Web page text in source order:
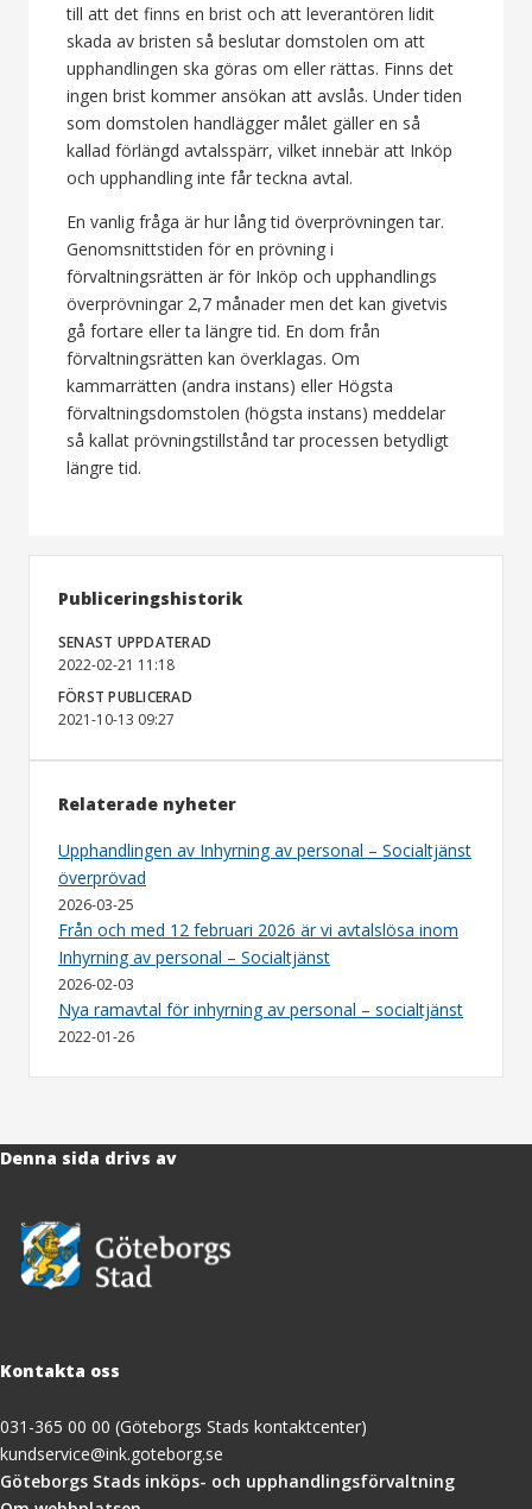
till att det finns en brist och att leverantören lidit
skada av bristen så beslutar domstolen om att
upphandlingen ska göras om eller rättas. Finns det
ingen brist kommer ansökan att avslås. Under tiden
som domstolen handlägger målet gäller en så
kallad förlängd avtalsspärr, vilket innebär att Inköp
och upphandling inte får teckna avtal.
En vanlig fråga är hur lång tid överprövningen tar.
Genomsnittstiden för en prövning i
förvaltningsrätten är för Inköp och upphandlings
överprövningar 2,7 månader men det kan givetvis
gå fortare eller ta längre tid. En dom från
förvaltningsrätten kan överklagas. Om
kammarrätten (andra instans) eller Högsta
förvaltningsdomstolen (högsta instans) meddelar
så kallat prövningstillstånd tar processen betydligt
längre tid.
Publiceringshistorik
SENAST UPPDATERAD
2022-02-21 11:18
FÖRST PUBLICERAD
2021-10-13 09:27
Relaterade nyheter
Upphandlingen av Inhyrning av personal – Socialtjänst
överprövad
2026-03-25
Från och med 12 februari 2026 är vi avtalslösa inom
Inhyrning av personal – Socialtjänst
2026-02-03
Nya ramavtal för inhyrning av personal – socialtjänst
2022-01-26
Denna sida drivs av
Kontakta oss
031-365 00 00 (Göteborgs Stads kontaktcenter)
kundservice@ink.goteborg.se
Göteborgs Stads inköps- och upphandlingsförvaltning(öppnas